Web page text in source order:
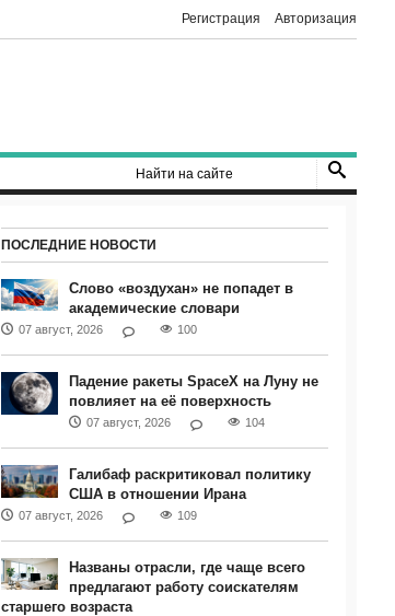
Регистрация Авторизация
ПОСЛЕДНИЕ НОВОСТИ
Слово «воздухан» не попадет в
академические словари
07 август, 2026 100
Падение ракеты SpaceX на Луну не
повлияет на её поверхность
07 август, 2026 104
Галибаф раскритиковал политику
США в отношении Ирана
07 август, 2026 109
Названы отрасли, где чаще всего
предлагают работу соискателям
старшего возраста